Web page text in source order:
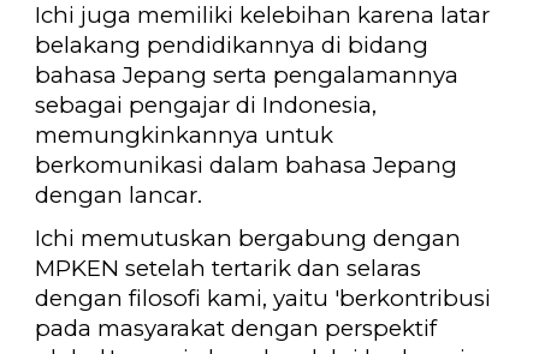
Ichi juga memiliki kelebihan karena latar
belakang pendidikannya di bidang
bahasa Jepang serta pengalamannya
sebagai pengajar di Indonesia,
memungkinkannya untuk
berkomunikasi dalam bahasa Jepang
dengan lancar.
Ichi memutuskan bergabung dengan
MPKEN setelahtertarik dan selaras
dengan filosofi kami, yaitu 'berkontribusi
pada masyarakat dengan perspektif